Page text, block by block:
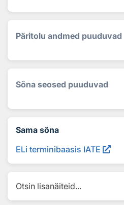
Päritolu andmed puuduvad
Sõna seosed puuduvad
Sama sõna
ELi terminibaasis IATE
Otsin lisanäiteid...